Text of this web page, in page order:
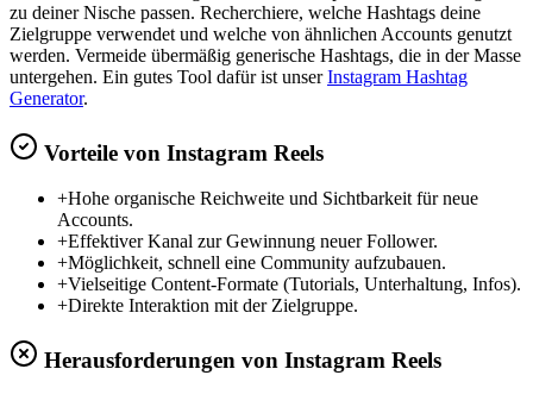
zu deiner Nische passen. Recherchiere, welche Hashtags deine
Zielgruppe verwendet und welche von ähnlichen Accounts genutzt
werden. Vermeide übermäßig generische Hashtags, die in der Masse
untergehen. Ein gutes Tool dafür ist unserInstagram Hashtag
Generator.
Vorteile von Instagram Reels
+Hohe organische Reichweite und Sichtbarkeit für neue
Accounts.
+Effektiver Kanal zur Gewinnung neuer Follower.
+Möglichkeit, schnell eine Community aufzubauen.
+Vielseitige Content-Formate (Tutorials, Unterhaltung, Infos).
+Direkte Interaktion mit der Zielgruppe.
Herausforderungen von Instagram Reels